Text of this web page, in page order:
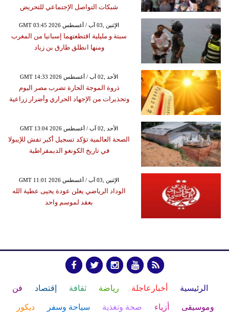
شبكات التواصل الإجتماعي للتحريض
GMT 03:45 2026 الإثنين ,03 آب / أغسطس
سبتة و مليلية اقتطعتهما إسبانيا من المغرب
ومنها انطلق طارق بن زياد
GMT 14:33 2026 الأحد ,02 آب / أغسطس
ذروة الموجة الحارة تضرب مصر اليوم
وتحذيرات من الإجهاد الحراري وأضرار زراعية
GMT 13:04 2026 الأحد ,02 آب / أغسطس
الصحة العالمية تؤكد تسجيل أكبر تفش للإيبولا
في تاريخ الكونغو الديمقراطية
GMT 11:01 2026 الإثنين ,03 آب / أغسطس
الوداد الرياضي يعلن عودة يحيى عطية الله
بعقد لموسم واحد
الرئيسية أخبارعاجلة رياضة ثقافة إقتصاد فن
وموسيقى أزياء صحة وتغذية سياحة وسفر ديكور